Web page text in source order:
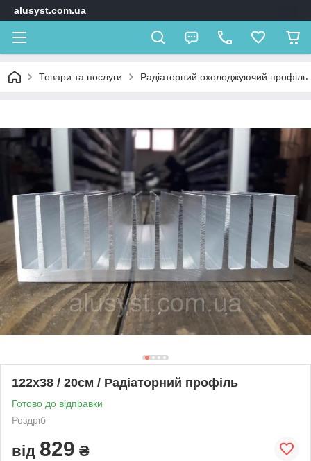
alusyst.com.ua
Товари та послуги Радіаторний охолоджуючий профіль
122х38 / 20см / Радіаторний профіль
Готово до відправки
Роздріб
від 829 ₴